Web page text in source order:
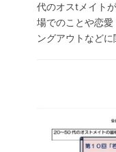
代のオスtメイト
場でのことや恋愛
ングアウトなど